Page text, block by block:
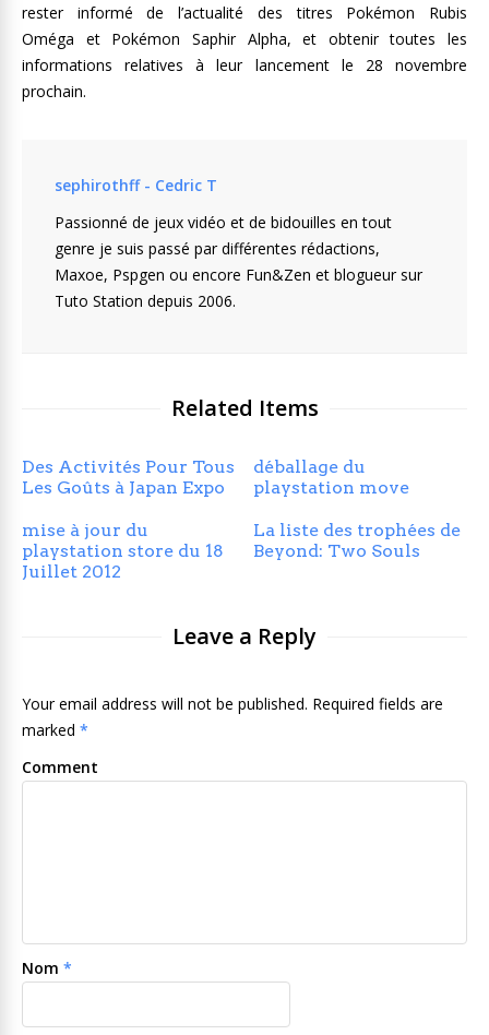
rester informé de l’actualité des titres Pokémon Rubis
Oméga et Pokémon Saphir Alpha, et obtenir toutes les
informations relatives à leur lancement le 28 novembre
prochain.
sephirothff - Cedric T
Passionné de jeux vidéo et de bidouilles en tout
genre je suis passé par différentes rédactions,
Maxoe, Pspgen ou encore Fun&Zen et blogueur sur
Tuto Station depuis 2006.
Related Items
Des Activités Pour Tous
Les Goûts à Japan Expo
déballage du
playstation move
mise à jour du
playstation store du 18
Juillet 2012
La liste des trophées de
Beyond: Two Souls
Leave a Reply
Your email address will not be published. Required fields are
marked *
Comment
Nom *